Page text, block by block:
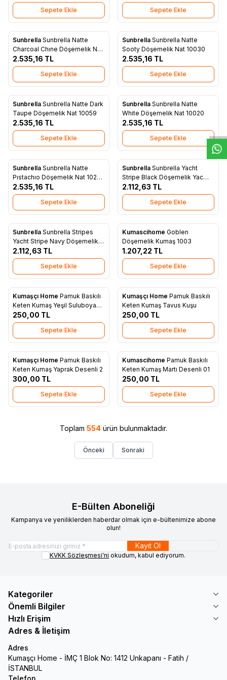
Sepete Ekle Sepete Ekle
Yeni
Favorilere Ekle
Sunbrella Sunbrella Natte
Charcoal Chıne Döşemelik Nat
10063
2.535,16 TL
Sepete Ekle
Yeni
Favorilere Ekle
Sunbrella Sunbrella Natte
Sooty Döşemelik Nat 10030
2.535,16 TL
Sepete Ekle
Yeni
Favorilere Ekle
Sunbrella Sunbrella Natte Dark
Taupe Döşemelik Nat 10059
2.535,16 TL
Sepete Ekle
Yeni
Favorilere Ekle
Sunbrella Sunbrella Natte
White Döşemelik Nat 10020
2.535,16 TL
Sepete Ekle
Yeni
Favorilere Ekle
Sunbrella Sunbrella Natte
Pıstachıo Döşemelik Nat 10233
140
2.535,16 TL
Sepete Ekle
Yeni
Favorilere Ekle
Sunbrella Sunbrella Yacht
Stripe Black Döşemelik Yac
3740
2.112,63 TL
Sepete Ekle
Yeni
Favorilere Ekle
Sunbrella Sunbrella Stripes
Yacht Stripe Navy Döşemelik
Yac 3722
2.112,63 TL
Sepete Ekle
Yeni
Favorilere Ekle
Kumascihome Goblen
Döşemelik Kumaş 1003
1.207,22 TL
Sepete Ekle
Yeni
Favorilere Ekle
Kumaşçı Home Pamuk Baskılı
Keten Kumaş Yeşil Suluboya
Desenli 3
250,00 TL
Sepete Ekle
Yeni
Favorilere Ekle
Kumaşçı Home Pamuk Baskılı
Keten Kumaş Tavus Kuşu
250,00 TL
Sepete Ekle
Yeni
Favorilere Ekle
Kumaşçı Home Pamuk Baskılı
Keten Kumaş Yaprak Desenli 2
300,00 TL
Sepete Ekle
Yeni
Favorilere Ekle
Kumascihome Pamuk Baskılı
Keten Kumaş Martı Desenli 01
250,00 TL
Sepete Ekle
Toplam 554 ürün bulunmaktadır.
Önceki Sonraki
E-Bülten Aboneliği
Kampanya ve yeniliklerden haberdar olmak için e-bültenimize abone
olun!
Kayıt Ol
KVKK Sözleşmesi'ni okudum, kabul ediyorum.
Kategoriler
Önemli Bilgiler
Hızlı Erişim
Adres & İletişim
Adres
Kumaşçı Home - İMÇ 1 Blok No: 1412 Unkapanı - Fatih /
İSTANBUL
Telefon